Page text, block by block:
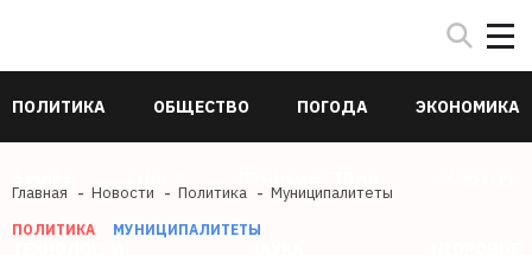
ПОЛИТИКА ОБЩЕСТВО ПОГОДА ЭКОНОМИКА
Главная Новости Политика Муниципалитеты
ПОЛИТИКА МУНИЦИПАЛИТЕТЫ